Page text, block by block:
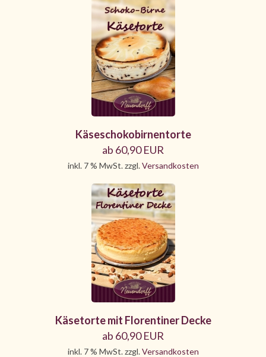
Käseschokobirnentorte
ab 60,90 EUR
inkl. 7 % MwSt. zzgl.Versandkosten
Käsetorte mit Florentiner Decke
ab 60,90 EUR
inkl. 7 % MwSt. zzgl.Versandkosten